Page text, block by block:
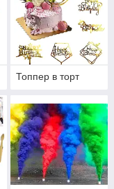
Топпер в торт